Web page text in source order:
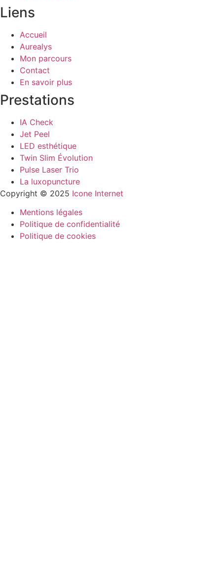
Liens
Accueil
Aurealys
Mon parcours
Contact
En savoir plus
Prestations
IA Check
Jet Peel
LED esthétique
Twin Slim Évolution
Pulse Laser Trio
La luxopuncture
Copyright © 2025 Icone Internet
Mentions légales
Politique de confidentialité
Politique de cookies